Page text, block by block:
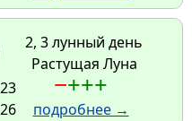
2, 3 лунный день
Растущая Луна
−+++
подробнее →